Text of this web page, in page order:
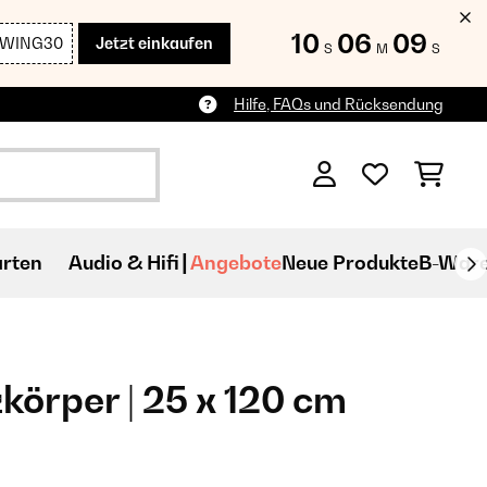
Jetzt einkaufen 10 S 06 M 08 S
Hilfe, FAQs und Rücksendung
Audio & Hifi AngeboteNeue ProdukteB-
| 25 x 120 cm